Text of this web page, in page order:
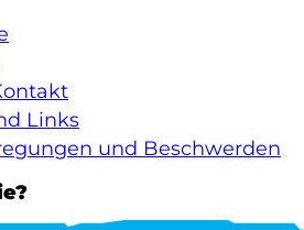
Links
und Beschwerden